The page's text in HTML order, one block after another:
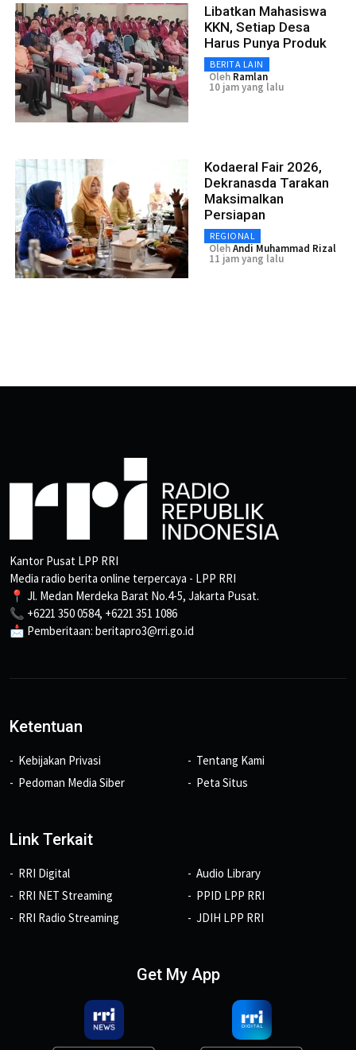
Libatkan Mahasiswa
KKN, Setiap Desa
Harus Punya Produk
BERITA LAIN
Oleh Ramlan
10 jam yang lalu
Kodaeral Fair 2026,
Dekranasda Tarakan
Maksimalkan
Persiapan
REGIONAL
OlehAndi Muhammad Rizal
11 jam yang lalu
Kantor Pusat LPP RRI
Media radio berita online terpercaya - LPP RRI
📍 Jl. Medan Merdeka Barat No.4-5, Jakarta Pusat.
📞 +6221 350 0584, +6221 351 1086
📩 Pemberitaan: beritapro3@rri.go.id
Ketentuan
Kebijakan Privasi
Pedoman Media Siber
Tentang Kami
Peta Situs
Link Terkait
RRI Digital
RRI NET Streaming
RRI Radio Streaming
Audio Library
PPID LPP RRI
JDIH LPP RRI
Get My App